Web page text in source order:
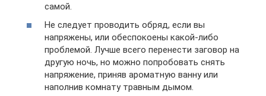
самой.
Не следует проводить обряд, если вы
напряжены, или обеспокоены какой-либо
проблемой. Лучше всего перенести заговор на
другую ночь, но можно попробовать снять
напряжение, приняв ароматную ванну или
наполнив комнату травным дымом.